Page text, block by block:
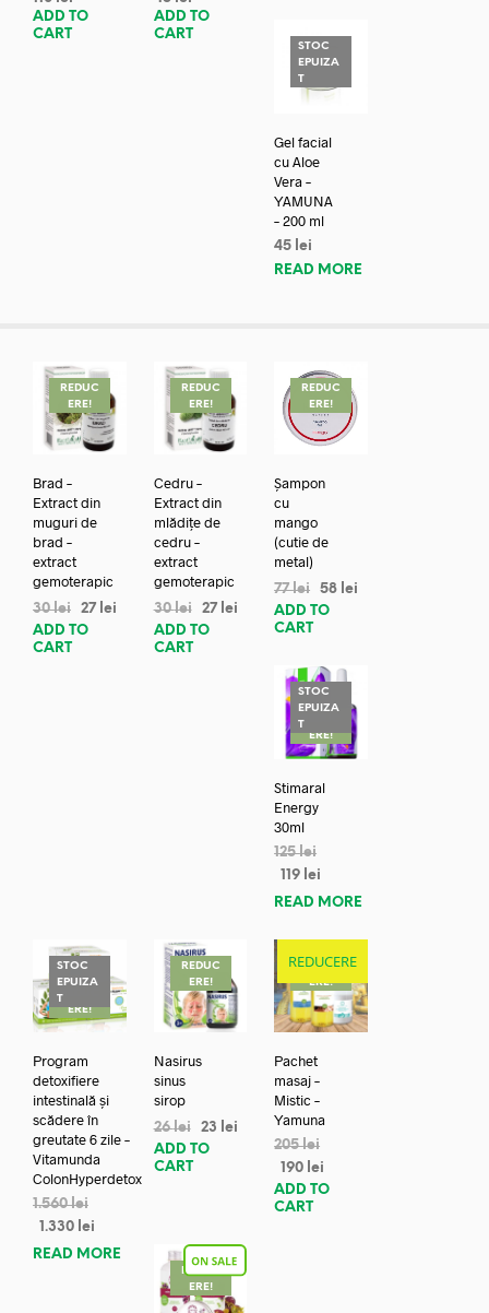
ADD TO
CART
ADD TO
CART
STOC
EPUIZA
T
Gel facial
cu Aloe
Vera –
YAMUNA
– 200 ml
45 lei
READ MORE
REDUC
ERE!
Brad –
Extract din
muguri de
brad –
extract
gemoterapic
30lei 27 lei
ADD TO
CART
REDUC
ERE!
Cedru –
Extract din
mlădițe de
cedru –
extract
gemoterapic
30lei 27 lei
ADD TO
CART
REDUC
ERE!
Șampon
cu
mango
(cutie de
metal)
77lei 58 lei
ADD TO
CART
STOC
EPUIZA
TREDUC
ERE!
Stimaral
Energy
30ml
125lei
119 lei
READ MORE
STOC
EPUIZA
TREDUC
ERE!
Program
detoxifiere
intestinală și
scădere în
greutate 6 zile –
Vitamunda
ColonHyperdetox
1.560lei
1.330 lei
READ MORE
REDUC
ERE!
Nasirus
sinus
sirop
26lei 23
lei
ADD TO
CART
REDUCERE
REDUC
ERE!
Pachet
masaj –
Mistic –
Yamuna
205lei
190 lei
ADD TO
CART
REDUC
ERE!